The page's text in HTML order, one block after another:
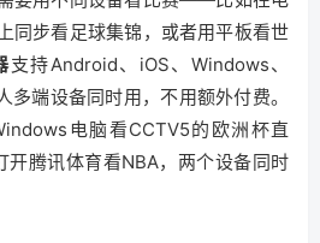
同步看足球集锦，或者用平板看世
支持Android、iOS、Windows、
多端设备同时用，不用额外付费。
电脑看CCTV5的欧洲杯直
开腾讯体育看NBA，两个设备同时